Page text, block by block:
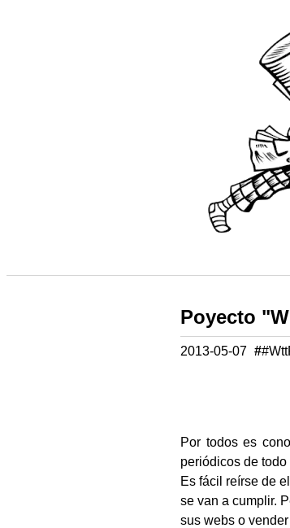
Poyecto
2013-05-07 #
Por todos es
periódicos de todo
Es fácil reírse de
se van a cumplir.
sus webs o